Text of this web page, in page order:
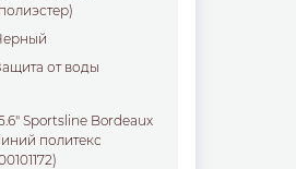
черный
защита от воды
политекс